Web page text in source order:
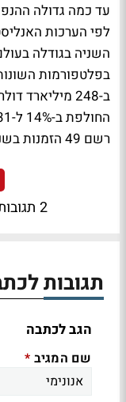
עד כמה גדולה
לפי הערכות
השניה בגודלה
בפלטפורמות
ב-248
רשם 49 הזמנות בשנה.
2 תגובות
תגובות
הגב לכתבה
שם המגיב *